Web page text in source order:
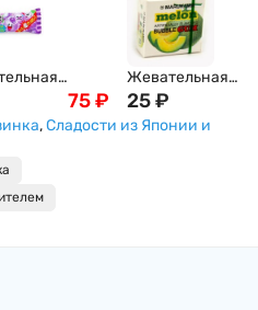
с
со
винограда,
75₽
Жевательная
резинка
со вкусом дыни
25₽
,Сладости из Японии и